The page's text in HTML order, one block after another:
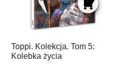
Toppi. Kolekcja. Tom 5:
Kolebka życia